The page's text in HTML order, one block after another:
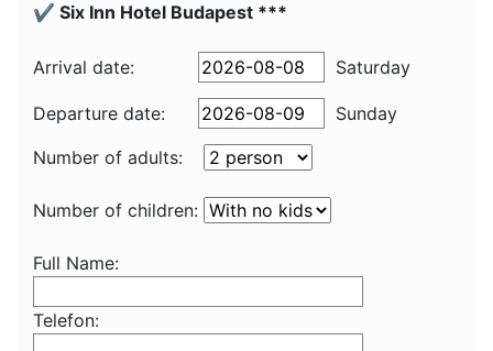
✔️ Six Inn Hotel Budapest ***
Arrival date: Saturday
Departure date:
Sunday
Number of adults:
Number of children:
Full Name:
Telefon: